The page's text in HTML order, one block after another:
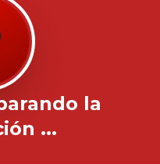
la
...